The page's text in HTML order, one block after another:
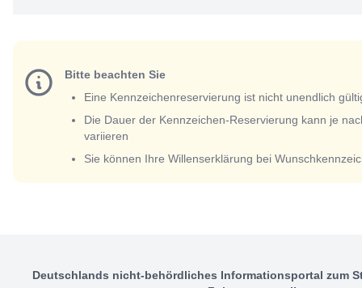
Bitte beachten Sie
Eine Kennzeichenreservierung ist nicht unendlich
Die Dauer der Kennzeichen-Reservierung kann je
variieren
Sie können Ihre Willenserklärung bei
Deutschlands nicht-behördliches Informationsportal zum